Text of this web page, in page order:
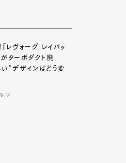
レヴォーグ レイバッ
ターボダクト廃
い”デザインはどう変
マ